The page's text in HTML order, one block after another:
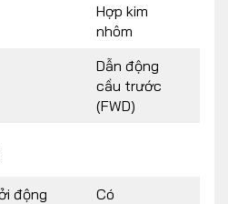
Hợp kim
nhôm
Dẫn động
cầu trước
(FWD)
động
Có